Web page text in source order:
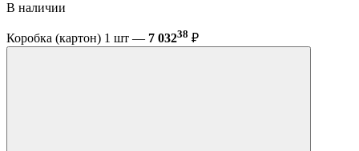
В наличии
Коробка (картон) 1 шт — 7 03238 ₽